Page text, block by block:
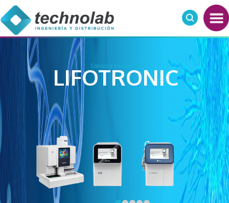
Conozca los equipos
LIFOTRONIC